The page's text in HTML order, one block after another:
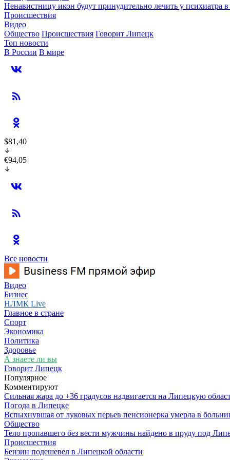
Ненавистницу икон будут принудительно лечить у психиатра
Происшествия
Видео
Общество Происшествия Говорит Липецк
Топ новости
В России В мире
$81,40
€94,05
Все новости
Видео
Бизнес
НЛМК Live
Главное в стране
Спорт
Экономика
Политика
Здоровье
А знаете ли вы
Говорит Липецк
Популярное
Комментируют
Сильная жара до +36 градусов надвигается на Липецкую
Погода в Липецке
Вспыхнувшая от луковых перьев пенсионерка умерла в
Общество
Тело пропавшего без вести мужчины найдено в пруду под
Происшествия
Бензин подешевел в Липецкой области